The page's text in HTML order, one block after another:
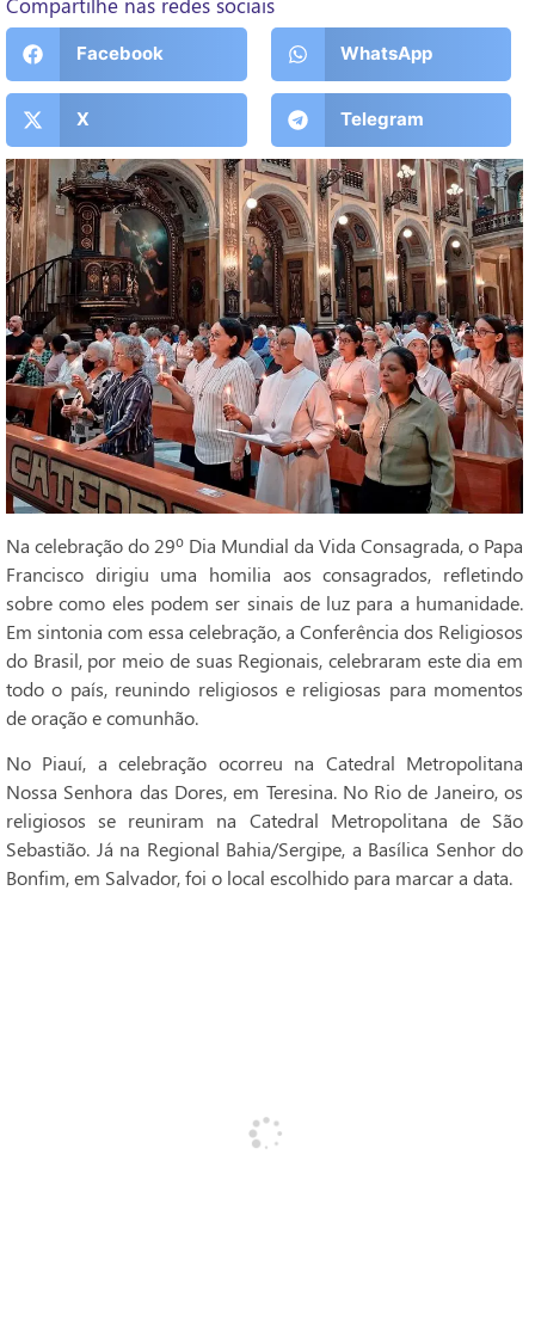
Facebook WhatsApp
X Telegram
Na celebração do 29º Dia Mundial da Vida Consagrada, o Papa
Francisco dirigiu uma homilia aos consagrados, refletindo
sobre como eles podem ser sinais de luz para a humanidade.
Em sintonia com essa celebração, a Conferência dos Religiosos
do Brasil, por meio de suas Regionais, celebraram este dia em
todo o país, reunindo religiosos e religiosas para momentos
de oração e comunhão.
No Piauí, a celebração ocorreu na Catedral Metropolitana
Nossa Senhora das Dores, em Teresina. No Rio de Janeiro, os
religiosos se reuniram na Catedral Metropolitana de São
Sebastião. Já na Regional Bahia/Sergipe, a Basílica Senhor do
Bonfim, em Salvador, foi o local escolhido para marcar a data.